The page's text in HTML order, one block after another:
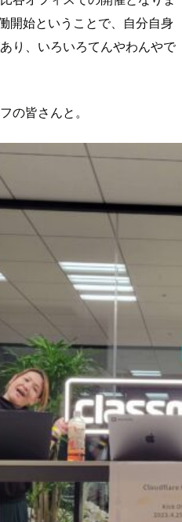
開始ということで、自分自身
り、いろいろてんやわんやで
の皆さんと。